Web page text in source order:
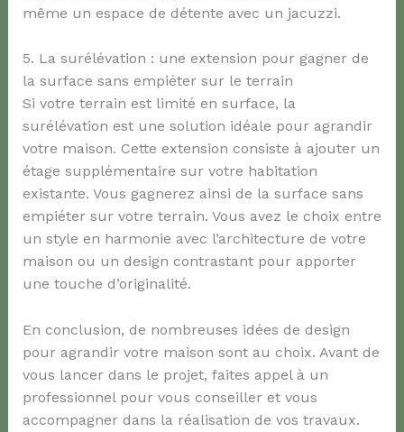
même un espace de détente avec un jacuzzi.
5. La surélévation : une extension pour gagner de
la surface sans empiéter sur le terrain
Si votre terrain est limité en surface, la
surélévation est une solution idéale pour agrandir
votre maison. Cette extension consiste à ajouter un
étage supplémentaire sur votre habitation
existante. Vous gagnerez ainsi de la surface sans
empiéter sur votre terrain. Vous avez le choix entre
un style en harmonie avec l’architecture de votre
maison ou un design contrastant pour apporter
une touche d’originalité.
En conclusion, de nombreuses idées de design
pour agrandir votre maison sont au choix. Avant de
vous lancer dans le projet, faites appel à un
professionnel pour vous conseiller et vous
accompagner dans la réalisation de vos travaux.